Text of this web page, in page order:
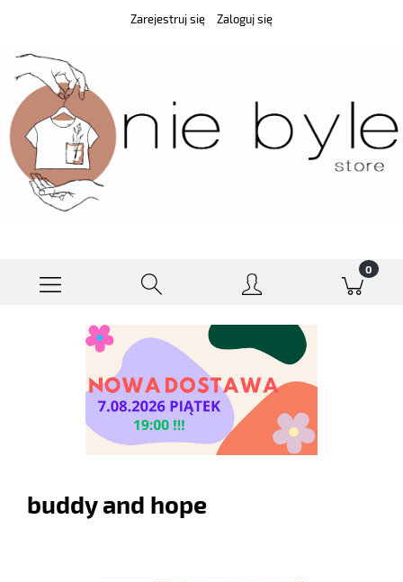
Zarejestruj się Zaloguj się
buddy and hope